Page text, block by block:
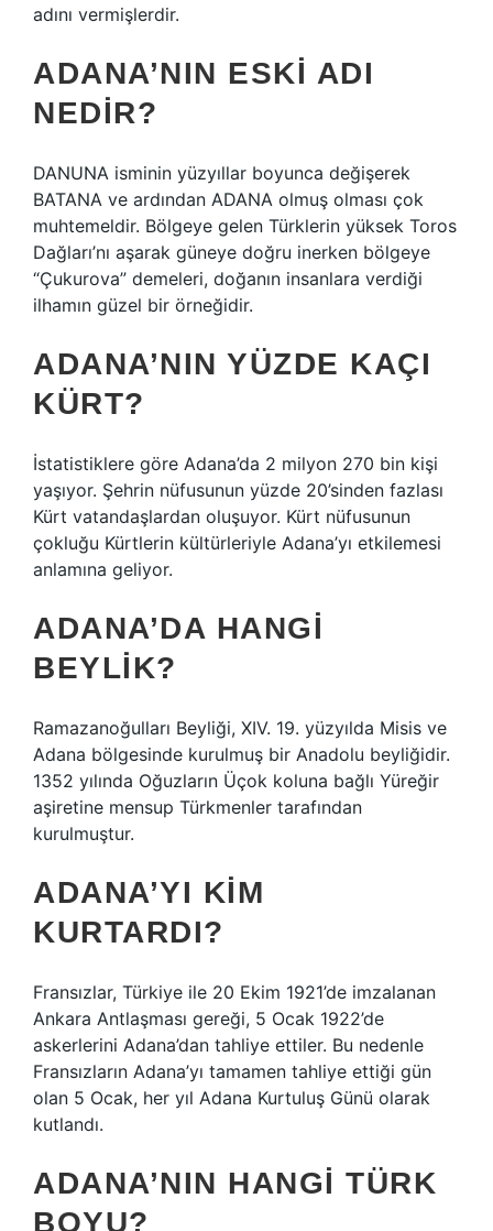
adını vermişlerdir.
ADANA’NIN ESKI ADI
NEDIR?
DANUNA isminin yüzyıllar boyunca değişerek
BATANA ve ardından ADANA olmuş olması çok
muhtemeldir. Bölgeye gelen Türklerin yüksek Toros
Dağları’nı aşarak güneye doğru inerken bölgeye
“Çukurova” demeleri, doğanın insanlara verdiği
ilhamın güzel bir örneğidir.
ADANA’NIN YÜZDE KAÇI
KÜRT?
İstatistiklere göre Adana’da 2 milyon 270 bin kişi
yaşıyor. Şehrin nüfusunun yüzde 20’sinden fazlası
Kürt vatandaşlardan oluşuyor. Kürt nüfusunun
çokluğu Kürtlerin kültürleriyle Adana’yı etkilemesi
anlamına geliyor.
ADANA’DA HANGI
BEYLIK?
Ramazanoğulları Beyliği, XIV. 19. yüzyılda Misis ve
Adana bölgesinde kurulmuş bir Anadolu beyliğidir.
1352 yılında Oğuzların Üçok koluna bağlı Yüreğir
aşiretine mensup Türkmenler tarafından
kurulmuştur.
ADANA’YI KIM
KURTARDI?
Fransızlar, Türkiye ile 20 Ekim 1921’de imzalanan
Ankara Antlaşması gereği, 5 Ocak 1922’de
askerlerini Adana’dan tahliye ettiler. Bu nedenle
Fransızların Adana’yı tamamen tahliye ettiği gün
olan 5 Ocak, her yıl Adana Kurtuluş Günü olarak
kutlandı.
ADANA’NIN HANGI TÜRK
BOYU?